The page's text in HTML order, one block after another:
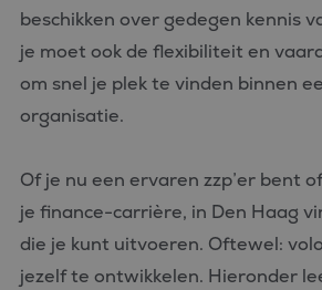
beschikken over gedegen kennis
je moet ook de flexibiliteit en
om snel je plek te vinden binnen
organisatie.
Of je nu een ervaren zzp’er bent
je finance-carrière, in Den Haag
die je kunt uitvoeren. Oftewel:
jezelf te ontwikkelen. Hieronder